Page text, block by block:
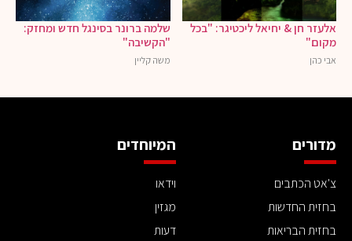
אלעזר חן & יחיאל ליכטיגר: "בכל
מקום"
אבי כהן
שלמה ברונר בסינגל חדש ומחזק:
"הקשיבה"
משה קליין
מדורים
צ'אט הכתבים
בחזית החדשות
בחזית הבריאות
המיוחדים
וידאו
מגזין
דעות